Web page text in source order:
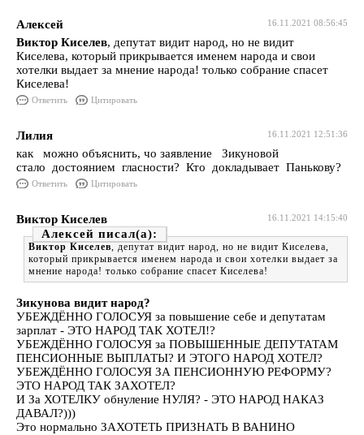
16.11.2021 08:56:45
Алексей
Виктор Киселев, депутат видит народ, но не видит
Киселева, который прикрывается именем народа и свои
хотелки выдает за мнение народа! только собрание спасет
Киселева!
Ответить Цитировать
16.11.2021 12:51:36
Лилия
как можно объяснить, чо заявление Зикуновой
стало достоянием гласности? Кто докладывает Панькову?
Ответить Цитировать
16.11.2021 14:15:40
Виктор Киселев
Алексей
Виктор Киселев, депутат видит народ, но не видит Киселева,
который прикрывается именем народа и свои хотелки выдает за
мнение народа! только собрание спасет Киселева!
Зикунова видит народ?
УБЕЖДЁННО ГОЛОСУЯ за повышение себе и депутатам
зарплат - ЭТО НАРОД ТАК ХОТЕЛ!?
УБЕЖДЁННО ГОЛОСУЯ за ПОВЫШЕННЫЕ ДЕПУТАТАМ
ПЕНСИОННЫЕ ВЫПЛАТЫ? И ЭТОГО НАРОД ХОТЕЛ?
УБЕЖДЁННО ГОЛОСУЯ ЗА ПЕНСИОННУЮ РЕФОРМУ?
ЭТО НАРОД ТАК ЗАХОТЕЛ?
И За ХОТЕЛКУ обнуление НУЛЯ? - ЭТО НАРОД НАКАЗ
ДАВАЛ?)))
Это нормально ЗАХОТЕТЬ ПРИЗНАТЬ В ВАНИНО